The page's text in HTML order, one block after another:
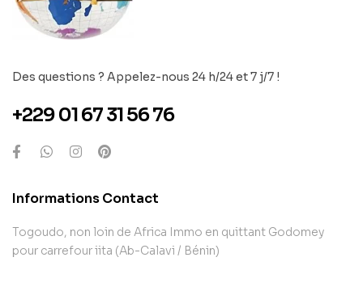
Des questions ? Appelez-nous 24 h/24 et 7 j/7 !
+229 01 67 31 56 76
Informations Contact
Togoudo, non loin de Africa Immo en quittant Godomey
pour carrefour iita (Ab-Calavi / Bénin)